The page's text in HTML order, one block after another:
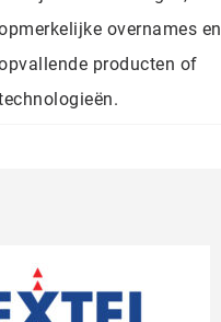
overnames en
producten of